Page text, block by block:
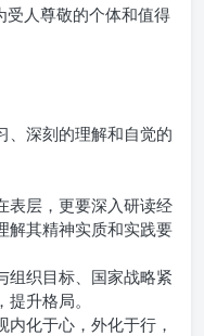
受人尊敬的个体和值得
、深刻的理解和自觉的
表层，更要深入研读经
解其精神实质和实践要
组织目标、国家战略紧
升格局。
内化于心，外化于行，